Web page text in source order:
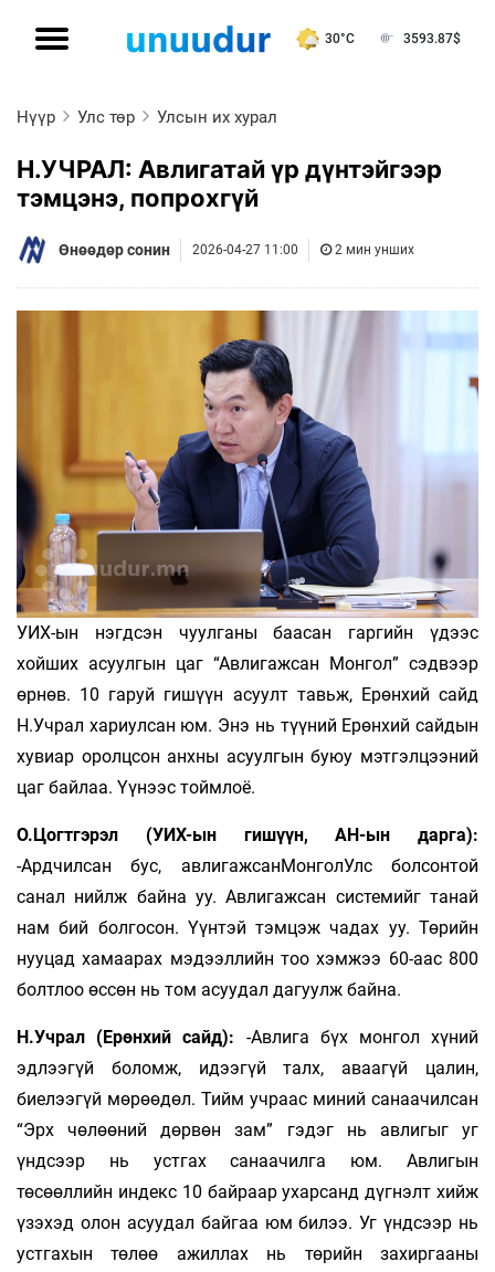
30°C 3593.87$
Нүүр Улс төр Улсын их хурал
Н.УЧРАЛ: Авлигатай үр дүнтэйгээр
тэмцэнэ, попрохгүй
Өнөөдөр сонин 2026-04-27 11:00 2 мин унших
УИХ-ын нэгдсэн чуулганы баасан гаргийн үдээс
хойших асуулгын цаг “Авлигажсан Монгол” сэдвээр
өрнөв. 10 гаруй гишүүн асуулт тавьж, Ерөнхий сайд
Н.Учрал хариулсан юм. Энэ нь түүний Ерөнхий сайдын
хувиар оролцсон анхны асуулгын буюу мэтгэлцээний
цаг байлаа. Үүнээс тоймлоё.
О.Цогтгэрэл (УИХ-ын гишүүн, АН-ын дарга):
-Ардчилсан бус, авлигажсанМонголУлс болсонтой
санал нийлж байна уу. Авлигажсан системийг танай
нам бий болгосон. Үүнтэй тэмцэж чадах уу. Төрийн
нууцад хамаарах мэдээллийн тоо хэмжээ 60-аас 800
болтлоо өссөн нь том асуудал дагуулж байна.
Н.Учрал (Ерөнхий сайд): -Авлига бүх монгол хүний
эдлээгүй боломж, идээгүй талх, аваагүй цалин,
биелээгүй мөрөөдөл. Тийм учраас миний санаачилсан
“Эрх чөлөөний дөрвөн зам” гэдэг нь авлигыг уг
үндсээр нь устгах санаачилга юм. Авлигын
төсөөллийн индекс 10 байраар ухарсанд дүгнэлт хийж
үзэхэд олон асуудал байгаа юм билээ. Уг үндсээр нь
устгахын төлөө ажиллах нь төрийн захиргааны